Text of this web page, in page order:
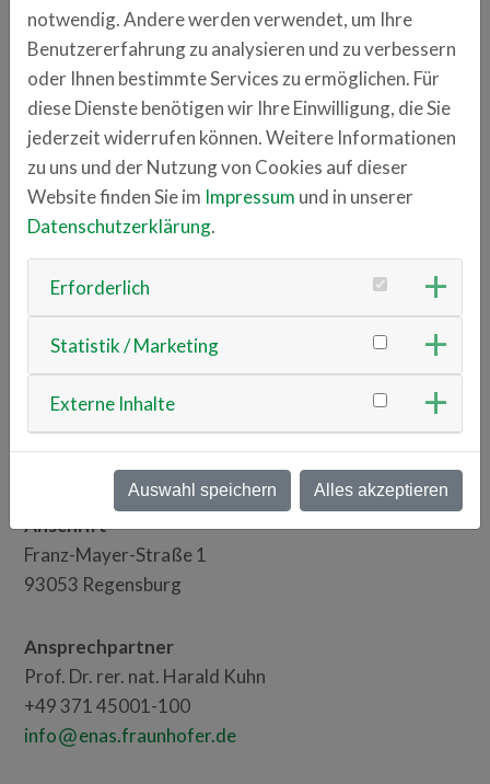
Sicherheit der Systeme. Durch Requirement
Engineering adaptieren wir die Systeme für
unterschiedliche Anwendungen und betten sie in
übergeordnete komplexere Systeme ein.
Seit 2022 unterhält das Fraunhofer ENAS, neben
seinem Hauptsitz am Industrie- und
Technologiestandort Chemnitz sowie einem Standort
Regensburg. Ziel dieses Engagements ist die
Erschließung nachhaltiger Kooperationen mit
wichtigen Partnern vor Ort, um den Transfer
wissenschaftlicher Erkenntnisse in die Wirtschaft der
Region Bayern zu befördern.
Anschrift
Franz-Mayer-Straße 1
93053 Regensburg
Ansprechpartner
Prof. Dr. rer. nat. Harald Kuhn
+49 371 45001-100
info
enas.fraunhofer.de
notwendig. Andere werden verwendet, um Ihre
Benutzererfahrung zu analysieren und zu verbessern
oder Ihnen bestimmte Services zu ermöglichen. Für
diese Dienste benötigen wir Ihre Einwilligung, die Sie
jederzeit widerrufen können. Weitere Informationen
zu uns und der Nutzung von Cookies auf dieser
Website finden Sie im Impressum und in unserer
Datenschutzerklärung.
Erforderlich
Statistik / Marketing
Externe Inhalte
Auswahl speichern Alles akzeptieren